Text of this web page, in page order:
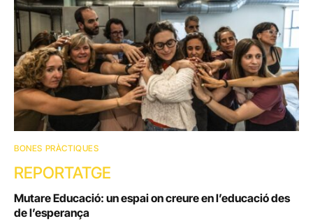
BONES PRÀCTIQUES
REPORTATGE
Mutare Educació: un espai on creure en l’educació des
de l’esperança